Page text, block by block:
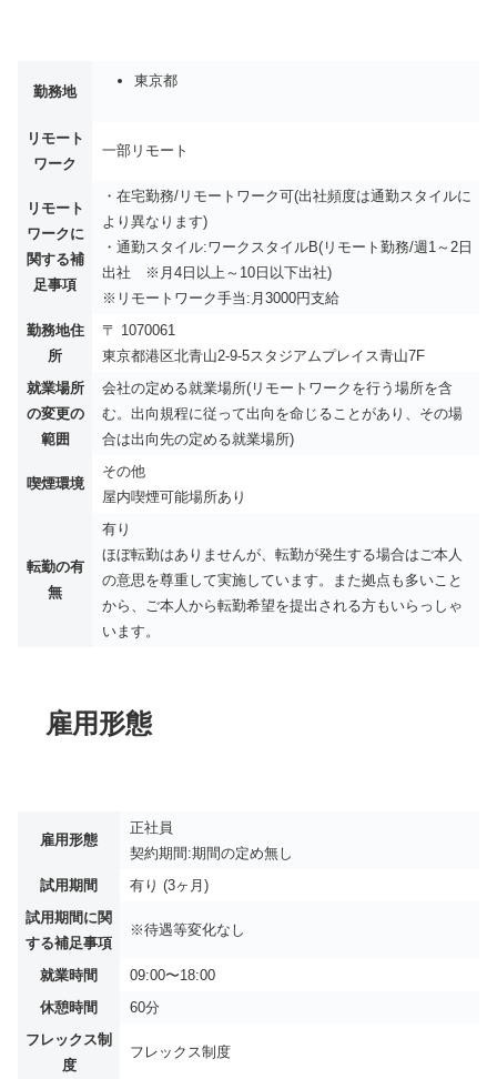
勤務地
東京都
リモート
ワーク
一部リモート
リモート
ワークに
関する補
足事項
・在宅勤務/リモートワーク可(出社頻度は通勤スタイルに
より異なります)
・通勤スタイル:ワークスタイルB(リモート勤務/週1～2日
出社 ※月4日以上～10日以下出社)
※リモートワーク手当:月3000円支給
勤務地住
所
〒 1070061
東京都港区北青山2-9-5スタジアムプレイス青山7F
就業場所
の変更の
範囲
会社の定める就業場所(リモートワークを行う場所を含
む。出向規程に従って出向を命じることがあり、その場
合は出向先の定める就業場所)
喫煙環境
その他
屋内喫煙可能場所あり
転勤の有
無
有り
ほぼ転勤はありませんが、転勤が発生する場合はご本人
の意思を尊重して実施しています。また拠点も多いこと
から、ご本人から転勤希望を提出される方もいらっしゃ
います。
雇用形態
雇用形態
正社員
契約期間:期間の定め無し
試用期間
有り (3ヶ月)
試用期間に関
する補足事項
※待遇等変化なし
就業時間
09:00〜18:00
休憩時間
60分
フレックス制
度
フレックス制度